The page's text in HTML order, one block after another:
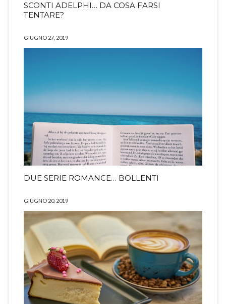
SCONTI ADELPHI… DA COSA FARSI
TENTARE?
GIUGNO 27, 2019
DUE SERIE ROMANCE… BOLLENTI
GIUGNO 20, 2019